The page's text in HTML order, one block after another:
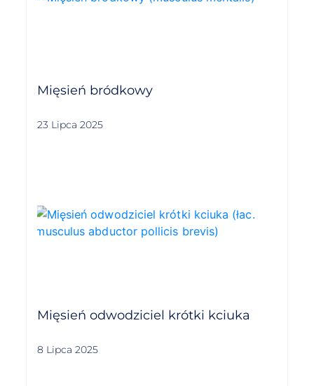
Mięsień bródkowy
23 Lipca 2025
Mięsień odwodziciel krótki kciuka
8 Lipca 2025